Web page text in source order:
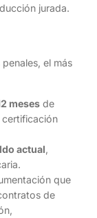
jurada.
el más
meses de
certificación
actual,
que
de